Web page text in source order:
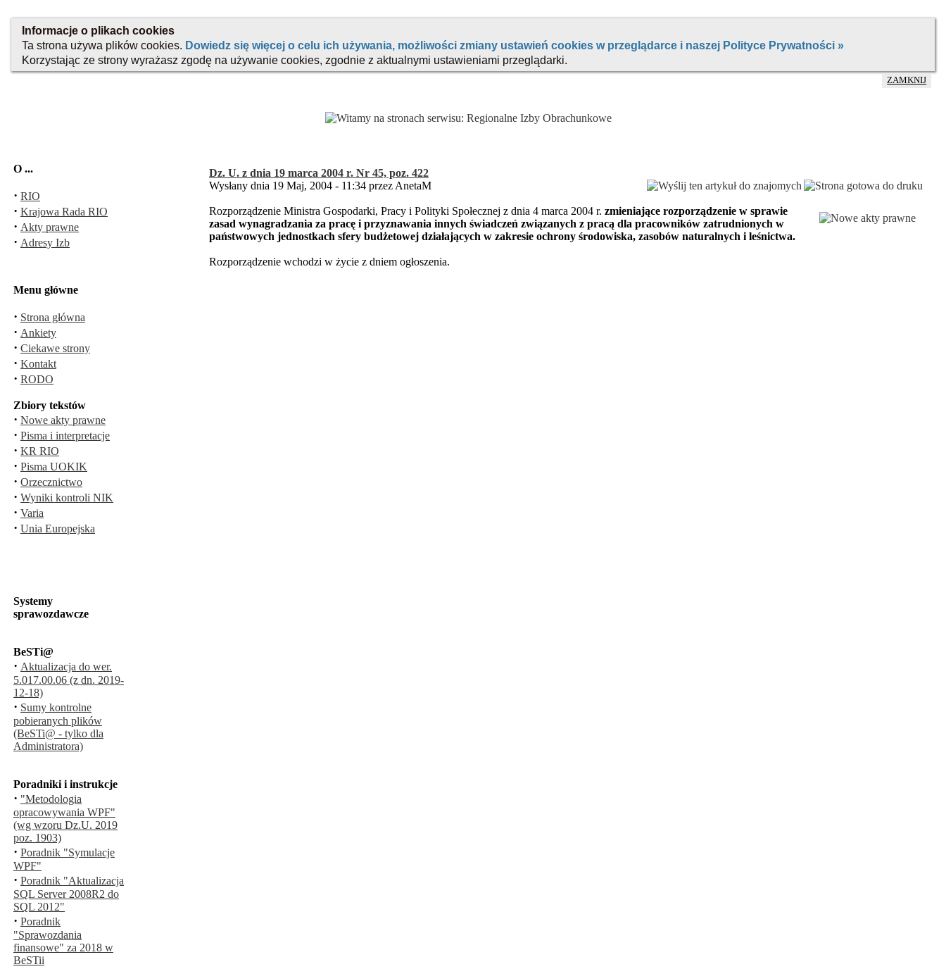
ZAMKNIJ
O ...
· RIO
· Krajowa Rada RIO
· Akty prawne
· Adresy Izb
Menu główne
· Strona główna
· Ankiety
· Ciekawe strony
· Kontakt
· RODO
Zbiory tekstów
· Nowe akty prawne
· Pisma i interpretacje
· KR RIO
· Pisma UOKIK
· Orzecznictwo
· Wyniki kontroli NIK
· Varia
· Unia Europejska
Systemy
sprawozdawcze
BeSTi@
· Aktualizacja do wer.
5.017.00.06 (z dn. 2019-
12-18)
· Sumy kontrolne
pobieranych plików
(BeSTi@ - tylko dla
Administratora)
Poradniki i instrukcje
· "Metodologia
opracowywania WPF"
(wg wzoru Dz.U. 2019
poz. 1903)
· Poradnik "Symulacje
WPF"
· Poradnik "Aktualizacja
SQL Server 2008R2 do
SQL 2012"
· Poradnik
"Sprawozdania
finansowe" za 2018 w
BeSTii
Dz. U. z dnia 19 marca 2004 r. Nr 45, poz. 422
Wysłany dnia 19 Maj, 2004 - 11:34 przez AnetaM
Rozporządzenie Ministra Gospodarki, Pracy i Polityki Społecznej z dnia 4 marca 2004 r. zmieniające rozporządzenie w sprawie
zasad wynagradzania za pracę i przyznawania innych świadczeń związanych z pracą dla pracowników zatrudnionych w
państwowych jednostkach sfery budżetowej działających w zakresie ochrony środowiska, zasobów naturalnych i leśnictwa.
Rozporządzenie wchodzi w życie z dniem ogłoszenia.